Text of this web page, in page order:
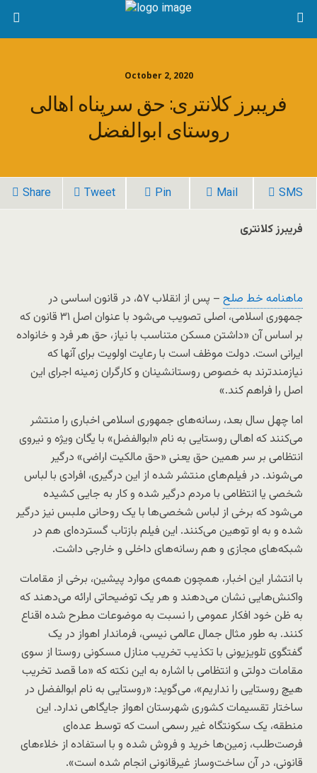
October 2, 2020
فریبرز کلانتری: حق سرپناه اهالی
روستای ابوالفضل
Share Tweet Pin Mail SMS
فریبرز کلانتری
ماهنامه خط صلح
– پس از انقلاب ۵۷، در قانون اساسی در
جمهوری اسلامی، اصلی تصویب می‌شود با عنوان اصل ۳۱ قانون که
بر اساس آن «داشتن مسکن متناسب با نیاز، حق هر فرد و خانواده
ایرانی است. دولت موظف است با رعایت اولویت برای آنها که
نیازمندترند به خصوص روستانشینان و کارگران زمینه اجرای این
اصل را فراهم کند.»
اما چهل سال بعد، رسانه‌های جمهوری اسلامی اخباری را منتشر
می‌کنند که اهالی روستایی به نام «ابوالفضل» با یگان ویژه و نیروی
انتظامی بر سر همین حق یعنی «حق مالکیت اراضی» درگیر
می‌شوند. در فیلم‌های منتشر شده از این درگیری، افرادی با لباس
شخصی یا انتظامی با مردم درگیر شده و کار به جایی کشیده
می‌شود که برخی از لباس شخصی‌ها با یک روحانی ملبس نیز درگیر
شده و به او توهین می‌کنند. این فیلم بازتاب گسترده‌ای هم در
شبکه‌های مجازی و هم رسانه‌های داخلی و خارجی داشت.
با انتشار این اخبار، همچون همه‌ی موارد پیشین، برخی از مقامات
واکنش‌هایی نشان می‌دهند و هر یک توضیحاتی ارائه می‌دهند که
به ظن خود افکار عمومی را نسبت به موضوعات مطرح شده اقناع
کنند. به طور مثال جمال عالمی نیسی، فرماندار اهواز در یک
گفتگوی تلویزیونی با تکذیب تخریب منازل مسکونی روستا از سوی
مقامات دولتی و انتظامی با اشاره به این نکته که «ما قصد تخریب
هیچ روستایی را نداریم»، می‌گوید: «روستایی به نام ابوالفضل در
ساختار تقسیمات کشوری شهرستان اهواز جایگاهی ندارد. این
منطقه، یک سکونتگاه غیر رسمی است که توسط عده‌ای
فرصت‌طلب، زمین‌ها خرید و فروش شده و با استفاده از خلاءهای
قانونی، در آن ساخت‌وساز غیرقانونی انجام شده است».